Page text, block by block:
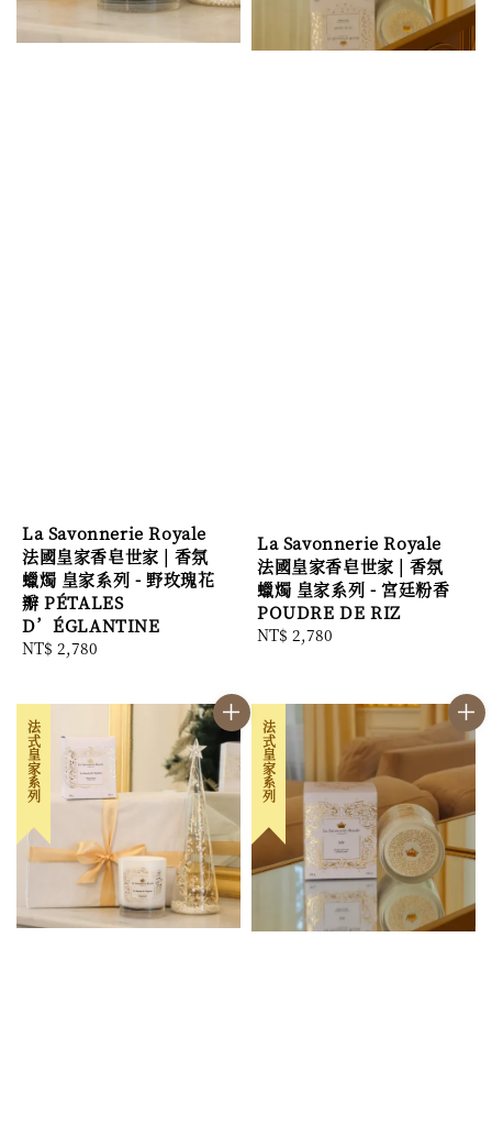
La Savonnerie Royale
法國皇家香皂世家 | 香氛
蠟燭 皇家系列 - 野玫瑰花
瓣 PÉTALES
D’ÉGLANTINE
Regular
NT$ 2,780
La Savonnerie Royale
法國皇家香皂世家 | 香氛
蠟燭 皇家系列 - 宮廷粉香
POUDRE DE RIZ
Regular
NT$ 2,780
法式皇家系列 法式皇家系列